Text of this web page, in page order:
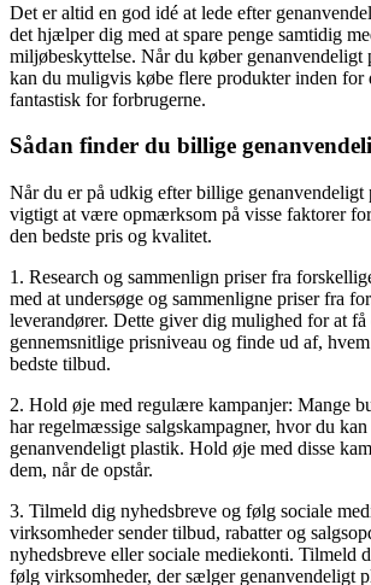
Det er altid en god idé at lede efter
det hjælper dig med at spare penge samtidig
miljøbeskyttelse. Når du køber genanvendeligt
kan du muligvis købe flere produkter inden for
fantastisk for forbrugerne.
Sådan finder du billige
Når du er på udkig efter billige genanvendeligt
vigtigt at være opmærksom på visse faktorer
den bedste pris og kvalitet.
1. Research og sammenlign priser fra
med at undersøge og sammenligne priser fra
leverandører. Dette giver dig mulighed for at få
gennemsnitlige prisniveau og finde ud af,
bedste tilbud.
2. Hold øje med regulære kampanjer: Mange
har regelmæssige salgskampagner, hvor du
genanvendeligt plastik. Hold øje med disse
dem, når de opstår.
3. Tilmeld dig nyhedsbreve og følg sociale
virksomheder sender tilbud, rabatter og
nyhedsbreve eller sociale mediekonti. Tilmeld
følg virksomheder, der sælger genanvendeligt